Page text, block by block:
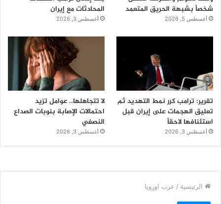
شخصاً بشبهة الحريق المتعمد
أغسطس 5, 2026
المحادثات مع إيران
أغسطس 3, 2026
تقرير: ترامب كرر نمط التهديد ثم
تعليق الهجمات على إيران قبل
استئنافها لاحقاً
أغسطس 3, 2026
لا تتجاهلها.. عوامل تزيد
احتمالات الإصابة بنوبات الصداع
النصفي
أغسطس 3, 2026